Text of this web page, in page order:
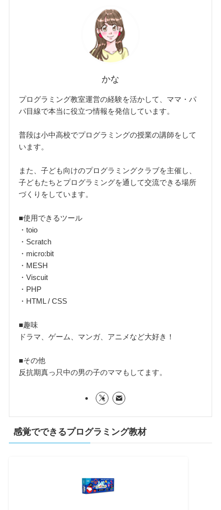
かな
プログラミング教室運営の経験を活かして、ママ・パ
パ目線で本当に役立つ情報を発信しています。
普段は小中高校でプログラミングの授業の講師をして
います。
また、子ども向けのプログラミングクラブを主催し、
子どもたちとプログラミングを通して交流できる場所
づくりをしています。
■使用できるツール
・toio
・Scratch
・micro:bit
・MESH
・Viscuit
・PHP
・HTML / CSS
■趣味
ドラマ、ゲーム、マンガ、アニメなど大好き！
■その他
反抗期真っ只中の男の子のママもしてます。
感覚でできるプログラミング教材